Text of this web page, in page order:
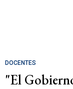
DOCENTES
"El